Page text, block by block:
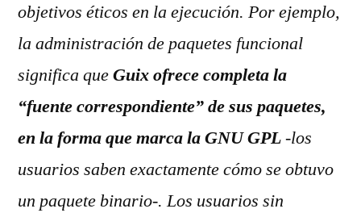
objetivos éticos en la ejecución. Por ejemplo,
la administración de paquetes funcional
significa queGuix ofrece completa la
“fuente correspondiente” de sus paquetes,
en la forma que marca la GNU GPL-los
usuarios saben exactamente cómo se obtuvo
un paquete binario-. Los usuarios sin